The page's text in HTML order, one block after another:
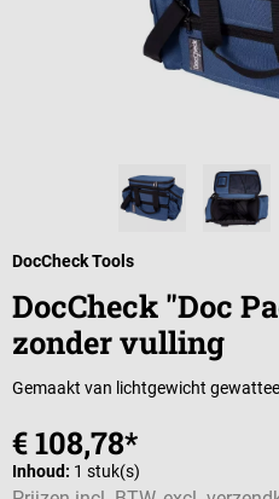
DocCheck Tools
DocCheck "Doc
zonder vulling
Gemaakt van lichtgewicht
€ 108,78*
Inhoud: 1 stuk(s)